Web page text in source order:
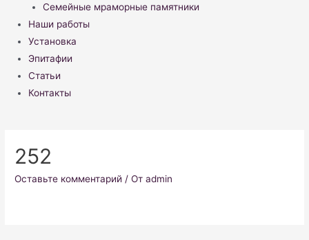
Семейные мраморные памятники
Наши работы
Установка
Эпитафии
Статьи
Контакты
252
Оставьте комментарий / От admin